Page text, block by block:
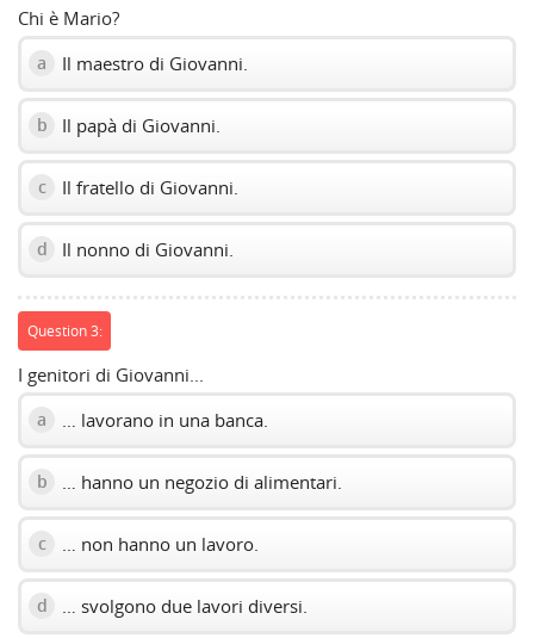
Chi è Mario?
a Il maestro di Giovanni.
b Il papà di Giovanni.
c Il fratello di Giovanni.
d Il nonno di Giovanni.
Question 3:
I genitori di Giovanni...
a … lavorano in una banca.
b … hanno un negozio di alimentari.
c … non hanno un lavoro.
d … svolgono due lavori diversi.